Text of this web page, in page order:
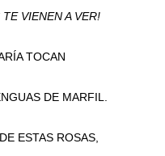
VIENEN A VER!
TOCAN
DE MARFIL.
ESTAS ROSAS,